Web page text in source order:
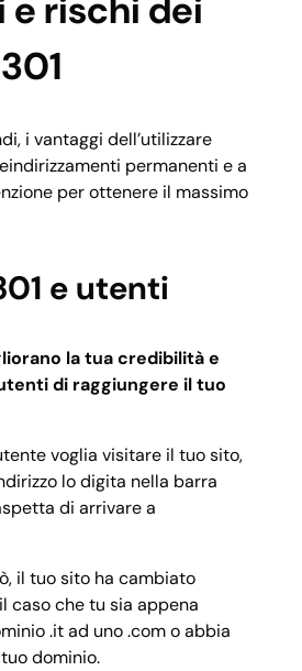
e rischi dei
i vantaggi dell’utilizzare
permanenti e a
per ottenere il massimo
e utenti
la tua credibilità e
di raggiungere il tuo
voglia visitare il tuo sito,
lo digita nella barra
di arrivare a
il tuo sito ha cambiato
caso che tu sia appena
.it ad uno .com o abbia
dominio.